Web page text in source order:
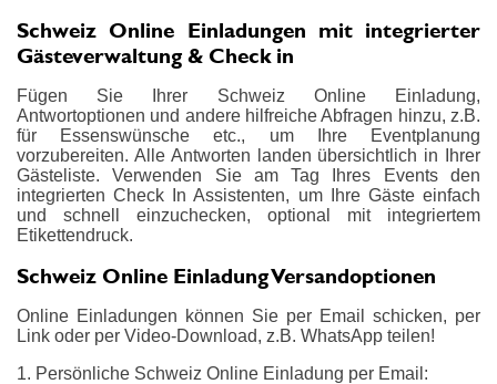
Schweiz Online Einladungen mit integrierter
Gästeverwaltung & Check in
Fügen Sie Ihrer Schweiz Online Einladung,
Antwortoptionen und andere hilfreiche Abfragen hinzu, z.B.
für Essenswünsche etc., um Ihre Eventplanung
vorzubereiten. Alle Antworten landen übersichtlich in Ihrer
Gästeliste. Verwenden Sie am Tag Ihres Events den
integrierten Check In Assistenten, um Ihre Gäste einfach
und schnell einzuchecken, optional mit integriertem
Etikettendruck.
Schweiz Online Einladung Versandoptionen
Online Einladungen können Sie per Email schicken, per
Link oder per Video-Download, z.B. WhatsApp teilen!
1. Persönliche Schweiz Online Einladung per Email: